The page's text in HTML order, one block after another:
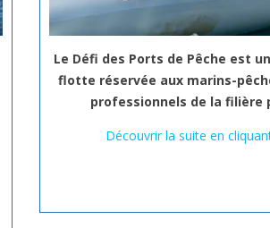
Le Défi des Ports de Pêche est
flotte réservée aux marins-
professionnels de la filière
Découvrir la suite en